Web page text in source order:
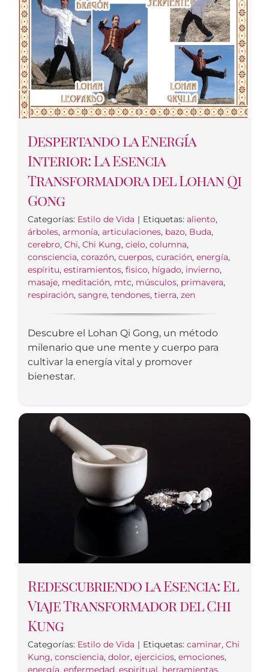
Despertando la Energía
Interior: La Esencia
Transformadora del Lohan Qi
Gong
Categorías: Estilo de Vida | Etiquetas: aliento,
árboles, armonía, articulaciones, bazo, Buda,
cerebro, Chi, Chi Kung, cielo, columna,
consciencia, corazón, cuerpos, curación, energía,
espíritu, estiramientos, fisico, hígado, invierno,
masaje, meditación, mtc, músculos, primavera,
respiración, sangre, tendones, tierra, zen
Descubre el Lohan Qi Gong, un método
milenario que une mente y cuerpo para
cultivar la energía vital y promover
bienestar.
Redescubriendo la Esencia: El
Viaje Transformador del Chi
Kung
Categorías: Estilo de Vida | Etiquetas: caminar, Chi
Kung, consciencia, dolor, ejercicios, emociones,
energía, enfermedad, espiritual, herramientas,